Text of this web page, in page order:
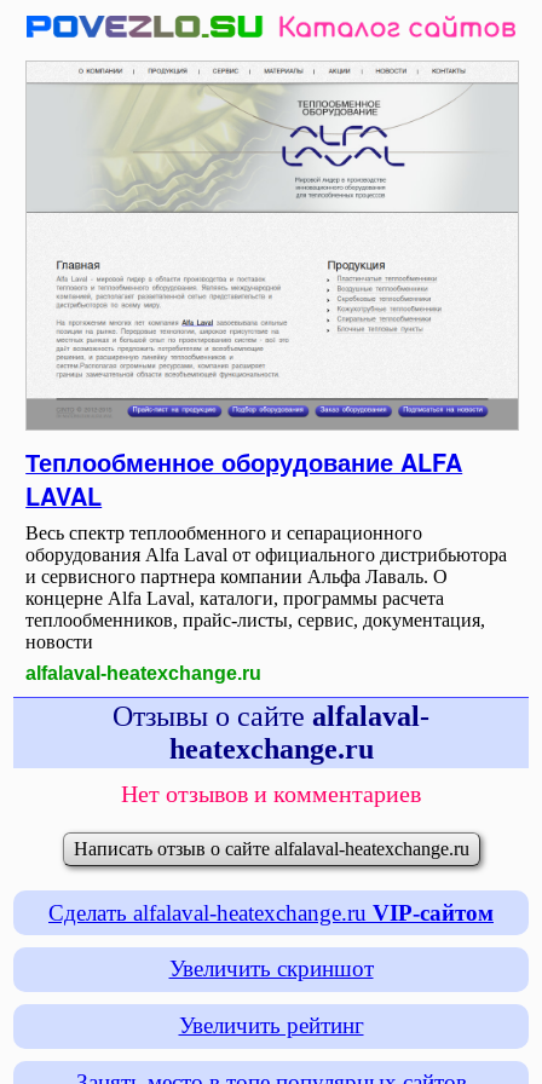
Теплообменное оборудование ALFA
LAVAL
Весь спектр теплообменного и сепарационного
оборудования Alfa Laval от официального дистрибьютора
и сервисного партнера компании Альфа Лаваль. О
концерне Alfa Laval, каталоги, программы расчета
теплообменников, прайс-листы, сервис, документация,
новости
alfalaval-heatexchange.ru
Отзывы о сайте alfalaval-
heatexchange.ru
Нет отзывов и комментариев
Написать отзыв о сайте alfalaval-heatexchange.ru
Сделать alfalaval-heatexchange.ru VIP-сайтом
Увеличить скриншот
Увеличить рейтинг